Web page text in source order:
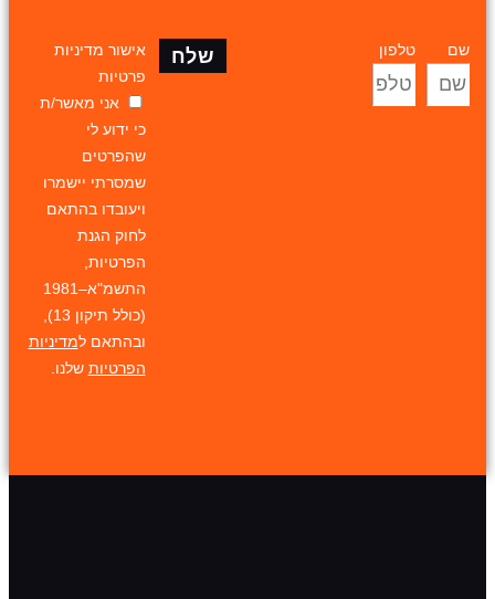
שם טלפון
אישור מדיניות
פרטיות
אני מאשר/ת
כי ידוע לי
שהפרטים
שמסרתי יישמרו
ויעובדו בהתאם
לחוק הגנת
הפרטיות,
התשמ"א–1981
(כולל תיקון 13),
ובהתאם למדיניות
הפרטיות שלנו.
שלח